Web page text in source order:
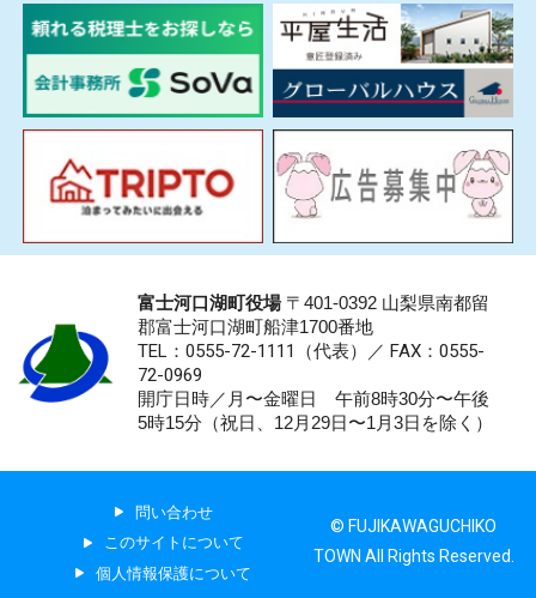
富士河口湖町役場〒401-0392 山梨県南都留
郡富士河口湖町船津1700番地
TEL：0555-72-1111 （代表）／ FAX：0555-
72-0969
開庁日時／月〜金曜日 午前8時30分〜午後
5時15分（祝日、12月29日〜1月3日を除く）
問い合わせ
このサイトについて
個人情報保護について
© FUJIKAWAGUCHIKO
TOWN All Rights Reserved.